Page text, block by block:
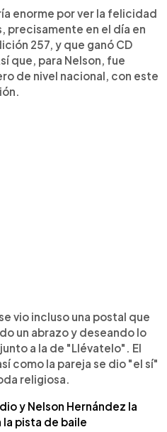
enorme por ver la felicidad
precisamente en el día en
257, y que ganó CD
que, para Nelson, fue
de nivel nacional, con este
vio incluso una postal que
un abrazo y deseando lo
a la de "Llévatelo". El
como la pareja se dio "el sí"
religiosa.
y Nelson Hernández la
la pista de baile